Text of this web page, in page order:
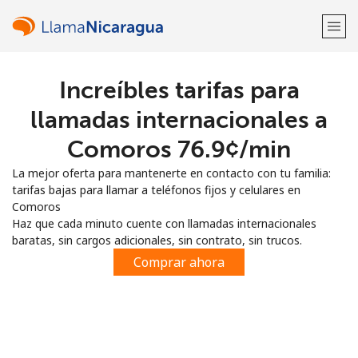
¡Bienvenido!
Regístrate con
o
Increíbles tarifas para
llamadas internacionales a
Comoros ⁦76.9¢⁩/min
La mejor oferta para mantenerte en contacto con tu familia:
tarifas bajas para llamar a teléfonos fijos y celulares en
Comoros
Haz que cada minuto cuente con llamadas internacionales
baratas, sin cargos adicionales, sin contrato, sin trucos.
Comprar ahora